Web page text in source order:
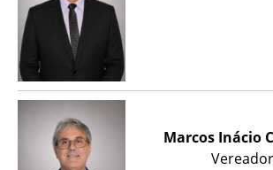
Marcos Inácio
Vereador